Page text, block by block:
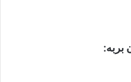
بربه: